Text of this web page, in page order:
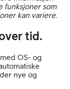
funksjoner som
kan variere.
tid.
OS- og
nye og